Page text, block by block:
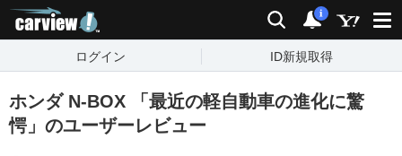
検索 通知
i
ログイン ID新規取得
ホンダ N-BOX 「最近の軽自動車の進化に驚
愕」のユーザーレビュー